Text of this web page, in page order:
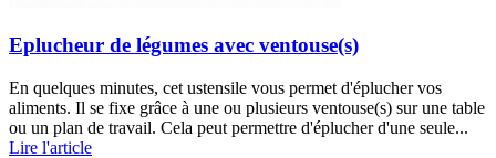
Eplucheur de légumes avec ventouse(s)
En quelques minutes, cet ustensile vous permet d'éplucher vos
aliments. Il se fixe grâce à une ou plusieurs ventouse(s) sur une table
ou un plan de travail. Cela peut permettre d'éplucher d'une seule...
Lire l'article